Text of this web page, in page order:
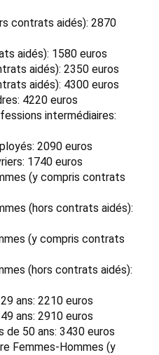
contrats aidés): 2870
aidés): 1580 euros
aidés): 2350 euros
aidés): 4300 euros
4220 euros
intermédiaires:
2090 euros
1740 euros
(y compris contrats
(hors contrats aidés):
(y compris contrats
(hors contrats aidés):
ans: 2210 euros
ans: 2910 euros
de 50 ans: 3430 euros
Femmes-Hommes (y